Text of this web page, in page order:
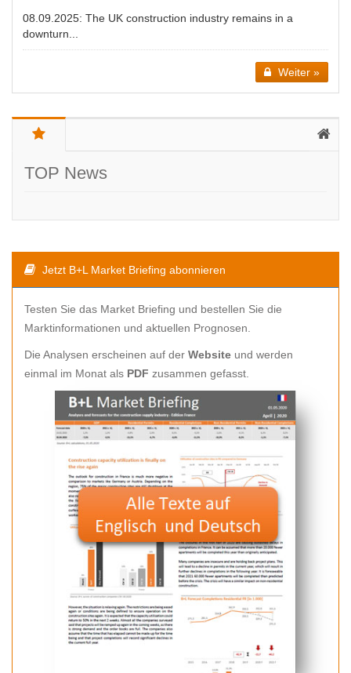
08.09.2025: The UK construction industry remains in a
downturn...
Weiter »
TOP News
Jetzt B+L Market Briefing abonnieren
Testen Sie das Market Briefing und bestellen Sie die
Marktinformationen und aktuellen Prognosen.
Die Analysen erscheinen auf der Website und werden
einmal im Monat als PDF zusammen gefasst.